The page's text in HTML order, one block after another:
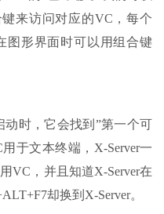
键来访问对应的VC，每个
图形界面时可以用组合键
动时，它会找到”第一个可
于文本终端，X-Server一
VC，并且知道X-Server在
却换到X-Server。